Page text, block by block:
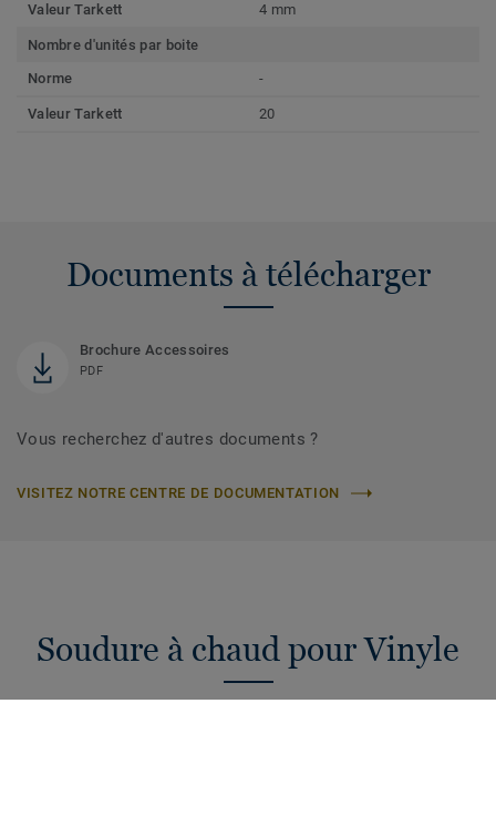
Valeur Tarkett 4 mm
Nombre d'unités par boite
Norme
-
Valeur Tarkett 20
Documents à télécharger
Brochure Accessoires
PDF
Vous recherchez d'autres documents ?
VISITEZ NOTRE CENTRE DE DOCUMENTATION
Soudure à chaud pour Vinyle